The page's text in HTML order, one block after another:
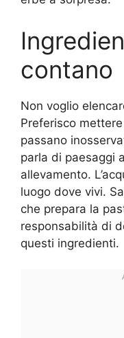
contano
Non voglio
Preferisco
passano
parla di paesaggi
allevamento.
luogo dove vivi.
che prepara la
responsabilità di
questi ingredienti.